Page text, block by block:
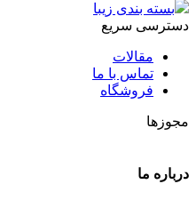
بسته بندی زیبا
دسترسی سریع
مقالات
تماس با ما
فروشگاه
مجوزها
درباره ما